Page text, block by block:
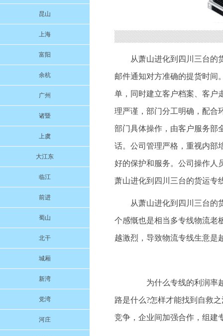
昆山
上海
富阳
余杭
广州
诸暨
上虞
大江东
临江
前进
蜀山
北干
城厢
新湾
党湾
河庄
从萧山进化到四川三台的
邮件通知对方准确的提货时间
单，同时建立客户档案、客户
理严谨，部门分工明确，配合
部门具体操作，由客户服务部
话。公司管理严格，重视内部
好的保护和服务。公司操作人
萧山进化到四川三台的货运专
从萧山进化到四川三台的
个感慨也是相当多专线物流老
越激烈，导致物流专线生意是
为什么专线的利润率越
路是什么?怎样才能找到自救
竞争，企业间加强合作，组建